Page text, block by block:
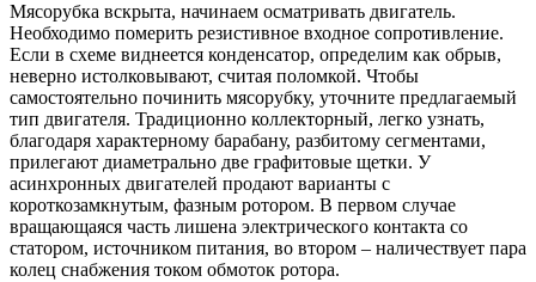
Мясорубка вскрыта, начинаем осматривать двигатель.
Необходимо померить резистивное входное сопротивление.
Если в схеме виднеется конденсатор, определим как обрыв,
неверно истолковывают, считая поломкой. Чтобы
самостоятельно починить мясорубку, уточните предлагаемый
тип двигателя. Традиционно коллекторный, легко узнать,
благодаря характерному барабану, разбитому сегментами,
прилегают диаметрально две графитовые щетки. У
асинхронных двигателей продают варианты с
короткозамкнутым, фазным ротором. В первом случае
вращающаяся часть лишена электрического контакта со
статором, источником питания, во втором – наличествует пара
колец снабжения током обмоток ротора.